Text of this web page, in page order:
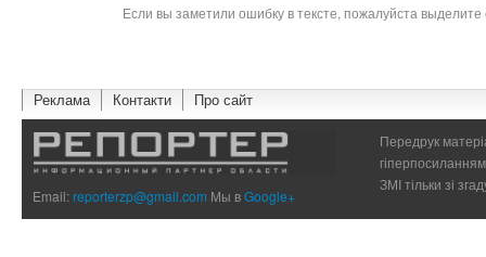
Если вы заметили ошибку в тексте, пожалуйста
Реклама Контакти Про сайт
Email:reporterzp@gmail.com Мы вGoogle+
Передрук
ЗМІ тільки зі